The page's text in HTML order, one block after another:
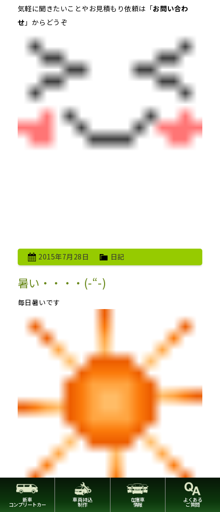
気軽に聞きたいことやお見積もり依頼は「お問い合わ
せ 」からどうぞ
2015年7月28日 日記
暑い・・・・(-“-)
毎日暑いです
太陽の暑さで焦げそうだし
新車
コンプリートカー
車両持込
制作
在庫車
情報
よくある
ご質問